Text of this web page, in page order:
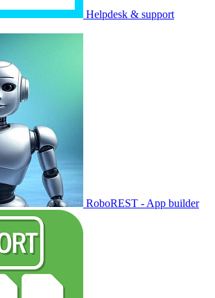
Helpdesk & support
RoboREST - App builder